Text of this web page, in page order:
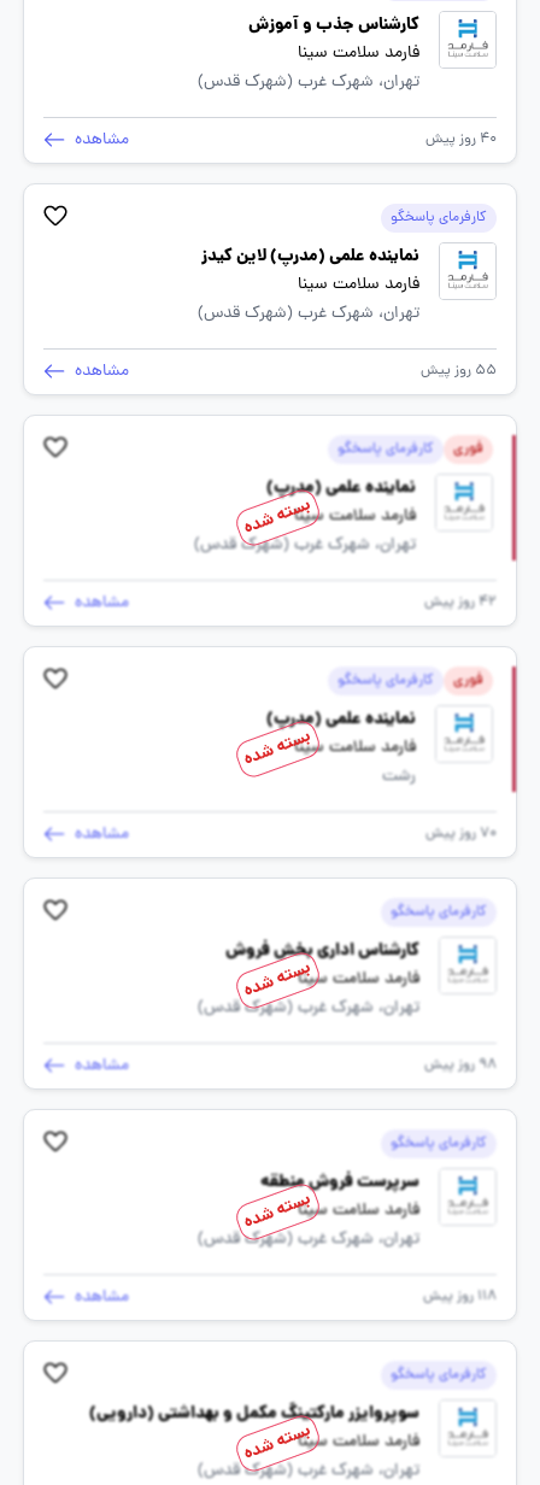
کارشناس جذب و آموزش
فارمد سلامت سینا
تهران، شهرک غرب (شهرک قدس)
40 روز پیش مشاهده
کارفرمای پاسخگو
نماینده علمی (مدرپ) لاین کیدز
فارمد سلامت سینا
تهران، شهرک غرب (شهرک قدس)
55 روز پیش مشاهده
فوری کارفرمای پاسخگو
نماینده علمی (مدرپ)
فارمد سلامت سینا
تهران، شهرک غرب (شهرک قدس)
42 روز پیش مشاهده
بسته شده
فوری کارفرمای پاسخگو
نماینده علمی (مدرپ)
فارمد سلامت سینا
رشت
70 روز پیش مشاهده
بسته شده
کارفرمای پاسخگو
کارشناس اداری بخش فروش
فارمد سلامت سینا
تهران، شهرک غرب (شهرک قدس)
98 روز پیش مشاهده
بسته شده
کارفرمای پاسخگو
سرپرست فروش منطقه
فارمد سلامت سینا
تهران، شهرک غرب (شهرک قدس)
118 روز پیش مشاهده
بسته شده
کارفرمای پاسخگو
سوپروایزر مارکتینگ مکمل و بهداشتی (دارویی)
فارمد سلامت سینا
تهران، شهرک غرب (شهرک قدس)
بسته شده